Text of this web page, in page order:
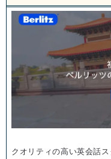
クオリティの高い英会話